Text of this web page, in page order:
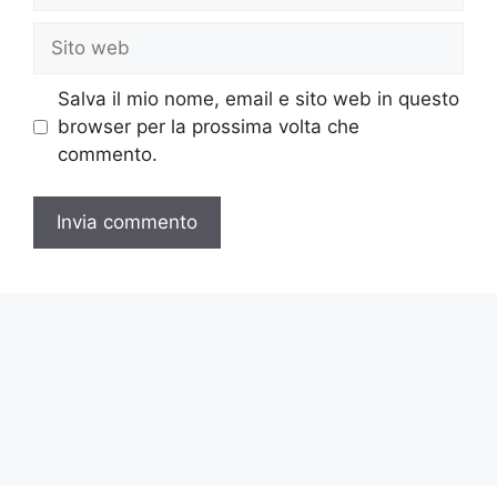
web
Salva il mio nome, email e sito web in questo
browser per la prossima volta che
commento.